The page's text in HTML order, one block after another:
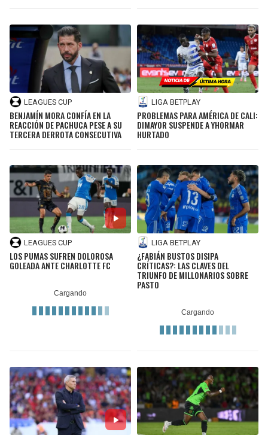
LEAGUES CUP
BENJAMÍN MORA CONFÍA EN LA
REACCIÓN DE PACHUCA PESE A SU
TERCERA DERROTA CONSECUTIVA
LIGA BETPLAY
PROBLEMAS PARA AMÉRICA DE CALI:
DIMAYOR SUSPENDE A YHORMAR
HURTADO
LEAGUES CUP
LOS PUMAS SUFREN DOLOROSA
GOLEADA ANTE CHARLOTTE FC
LIGA BETPLAY
¿FABIÁN BUSTOS DISIPA
CRÍTICAS?: LAS CLAVES DEL
TRIUNFO DE MILLONARIOS SOBRE
PASTO